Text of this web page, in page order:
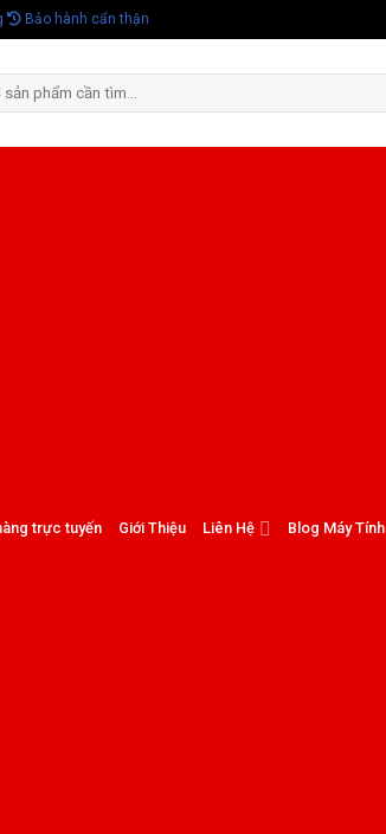
Bảo hành cẩn thận
trực tuyến Giới Thiệu Liên Hệ Blog Máy Tính